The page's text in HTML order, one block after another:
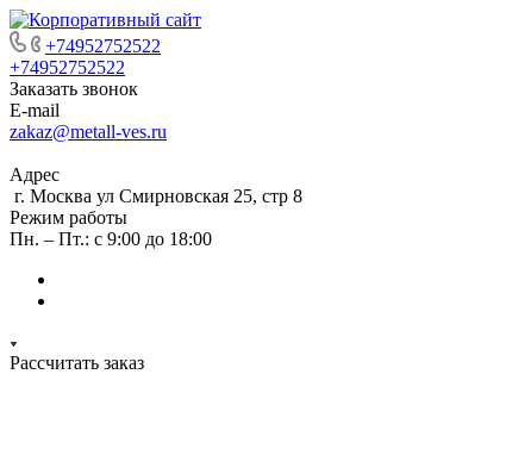
+74952752522
+74952752522
Заказать звонок
E-mail
zakaz@metall-ves.ru
Адрес
г. Москва ул Смирновская 25, стр 8
Режим работы
Пн. – Пт.: с 9:00 до 18:00
Рассчитать заказ